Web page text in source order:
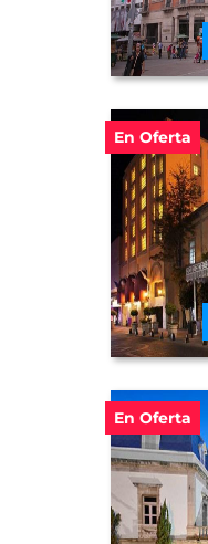
En Oferta
En Oferta